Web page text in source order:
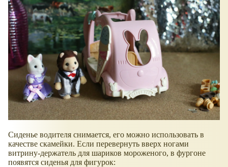
Сиденье водителя снимается, его можно использовать в
качестве скамейки. Если перевернуть вверх ногами
витрину-держатель для шариков мороженого, в фургоне
появятся сиденья для фигурок: